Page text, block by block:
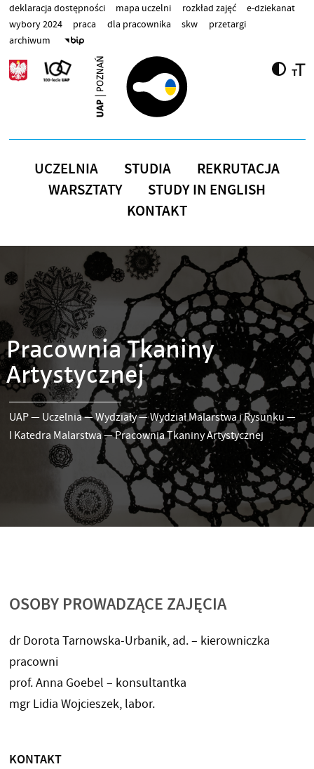
Przejdź do treści
deklaracja dostępności mapa uczelni rozkład zajęć
e-dziekanat
wybory 2024
praca dla pracownika skw
przetargi
archiwum
UCZELNIA STUDIA
REKRUTACJA
WARSZTATY
STUDY IN ENGLISH
KONTAKT
Pracownia Tkaniny
Artystycznej
UAP— Uczelnia—Wydziały—Wydział Malarstwa i Rysunku—
I Katedra Malarstwa—Pracownia Tkaniny Artystycznej
OSOBY PROWADZĄCE ZAJĘCIA
dr Dorota Tarnowska-Urbanik, ad. – kierowniczka
pracowni
prof. Anna Goebel – konsultantka
mgr Lidia Wojcieszek, labor.
KONTAKT